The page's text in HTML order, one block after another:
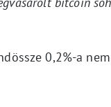
0,2%-a